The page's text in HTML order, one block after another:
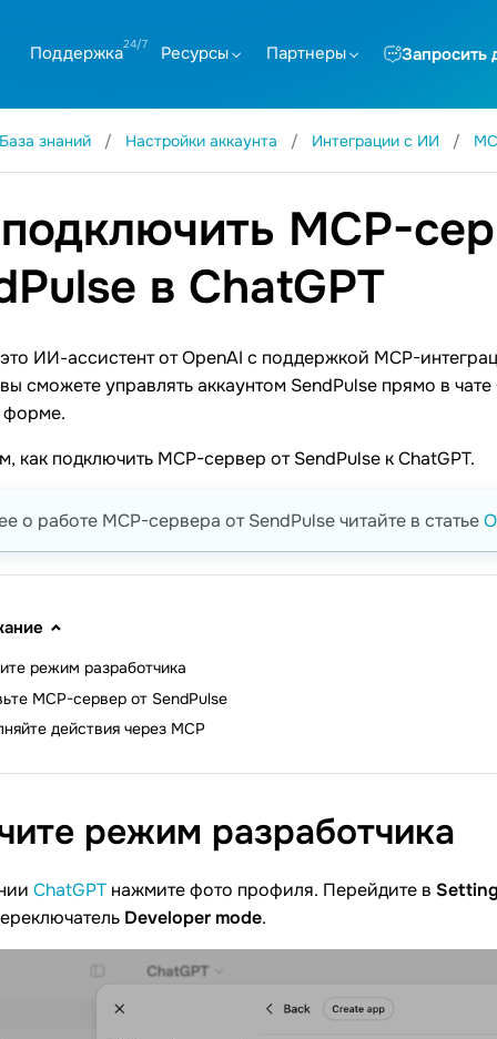
Поддержка Ресурсы Партнеры Запросить
База знаний Настройки аккаунта Интеграции с ИИ
MCP-
в ChatGPT
ИИ-ассистент от OpenAI с поддержкой MCP-
сможете управлять аккаунтом SendPulse прямо в
форме.
как подключить MCP-сервер от SendPulse к ChatGPT.
о работе MCP-сервера от SendPulse читайте в статье
режим разработчика
MCP-сервер от SendPulse
действия через MCP
режим разработчика
ChatGPT нажмите фото профиля. Перейдите в
Developer mode.